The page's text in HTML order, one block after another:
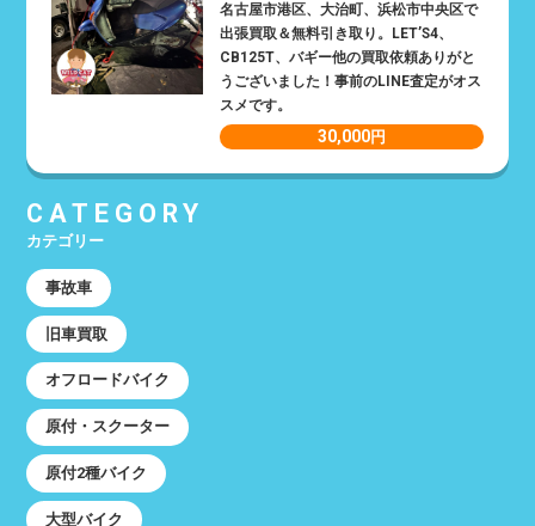
名古屋市港区、大治町、浜松市中央区で
出張買取＆無料引き取り。LET’S4、
CB125T、バギー他の買取依頼ありがと
うございました！事前のLINE査定がオス
スメです。
30,000円
CATEGORY
カテゴリー
事故車
旧車買取
オフロードバイク
原付・スクーター
原付2種バイク
大型バイク